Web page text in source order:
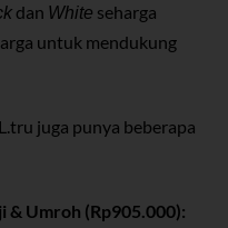
dan White seharga
untuk mendukung
juga punya beberapa
& Umroh (Rp905.000):